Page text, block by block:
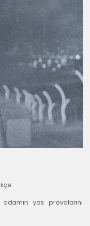
yas provalarını